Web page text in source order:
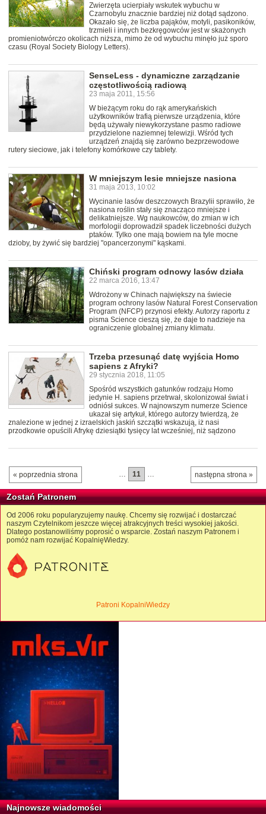
Zwierzęta ucierpiały wskutek wybuchu w
Czarnobylu znacznie bardziej niż dotąd sądzono.
Okazało się, że liczba pająków, motyli, pasikoników,
trzmieli i innych bezkręgowców jest w skażonych
promieniotwórczo okolicach niższa, mimo że od wybuchu minęło już sporo
czasu (Royal Society Biology Letters).
SenseLess - dynamiczne zarządzanie
częstotliwością radiową
23 maja 2011, 15:56
W bieżącym roku do rąk amerykańskich
użytkowników trafią pierwsze urządzenia, które
będą używały niewykorzystane pasmo radiowe
przydzielone naziemnej telewizji. Wśród tych
urządzeń znajdą się zarówno bezprzewodowe
rutery sieciowe, jak i telefony komórkowe czy tablety.
W mniejszym lesie mniejsze nasiona
31 maja 2013, 10:02
Wycinanie lasów deszczowych Brazylii sprawiło, że
nasiona roślin stały się znacząco mniejsze i
delikatniejsze. Wg naukowców, do zmian w ich
morfologii doprowadził spadek liczebności dużych
ptaków. Tylko one mają bowiem na tyle mocne
dzioby, by żywić się bardziej "opancerzonymi" kąskami.
Chiński program odnowy lasów działa
22 marca 2016, 13:47
Wdrożony w Chinach największy na świecie
program ochrony lasów Natural Forest Conservation
Program (NFCP) przynosi efekty. Autorzy raportu z
pisma Science cieszą się, że daje to nadzieje na
ograniczenie globalnej zmiany klimatu.
Trzeba przesunąć datę wyjścia Homo
sapiens z Afryki?
29 stycznia 2018, 11:05
Spośród wszystkich gatunków rodzaju Homo
jedynie H. sapiens przetrwał, skolonizował świat i
odniósł sukces. W najnowszym numerze Science
ukazał się artykuł, którego autorzy twierdzą, że
znalezione w jednej z izraelskich jaskiń szczątki wskazują, iż nasi
przodkowie opuścili Afrykę dziesiątki tysięcy lat wcześniej, niż sądzono
« poprzednia strona następna strona »
… 11 …
Zostań Patronem
Od 2006 roku popularyzujemy naukę. Chcemy się rozwijać i dostarczać
naszym Czytelnikom jeszcze więcej atrakcyjnych treści wysokiej jakości.
Dlatego postanowiliśmy poprosić o wsparcie. Zostań naszym Patronem i
pomóż nam rozwijać KopalnięWiedzy.
Patroni KopalniWiedzy
Najnowsze wiadomości